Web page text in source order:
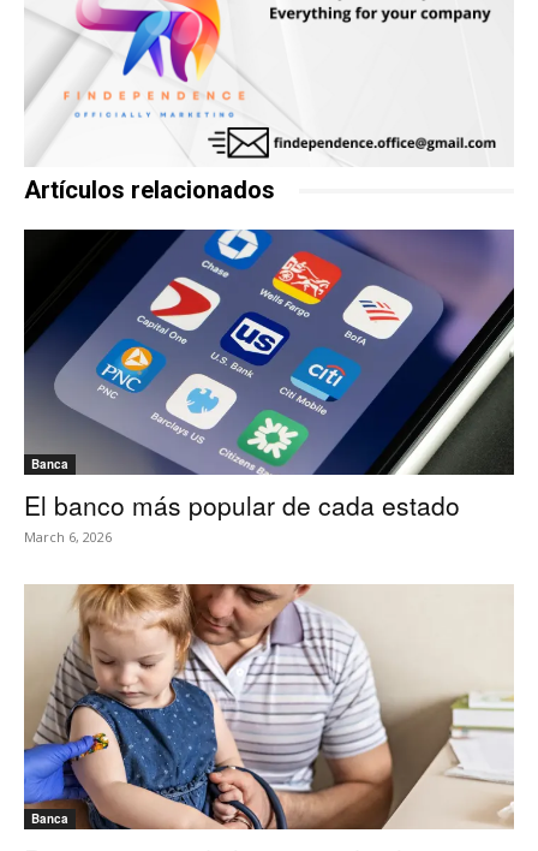
Artículos relacionados
Banca
El banco más popular de cada estado
March 6, 2026
Banca